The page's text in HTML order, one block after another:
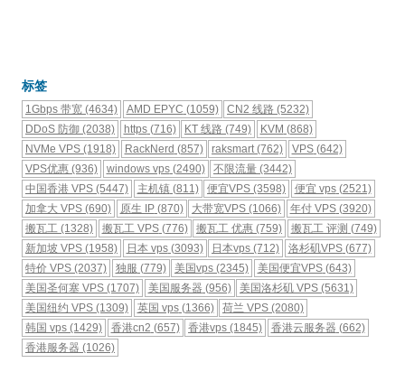
标签
1Gbps 带宽 (4634) AMD EPYC (1059) CN2 线路 (5232)
DDoS 防御 (2038) https(716) KT 线路 (749) KVM (868)
NVMe VPS (1918) RackNerd (857) raksmart(762) VPS(642)
VPS优惠 (936) windows vps(2490) 不限流量 (3442)
中国香港 VPS (5447) 主机镇(811) 便宜VPS (3598) 便宜 vps(2521)
加拿大 VPS (690) 原生 IP(870) 大带宽VPS (1066) 年付 VPS(3920)
搬瓦工 (1328) 搬瓦工 VPS(776) 搬瓦工 优惠 (759) 搬瓦工 评测 (749)
新加坡 VPS (1958) 日本 vps(3093) 日本vps (712) 洛杉矶VPS(677)
特价 VPS (2037) 独服 (779) 美国vps (2345) 美国便宜VPS(643)
美国圣何塞 VPS (1707) 美国服务器 (956) 美国洛杉矶 VPS (5631)
美国纽约 VPS (1309) 英国 vps(1366) 荷兰 VPS (2080)
韩国 vps (1429) 香港cn2 (657) 香港vps (1845) 香港云服务器 (662)
香港服务器 (1026)